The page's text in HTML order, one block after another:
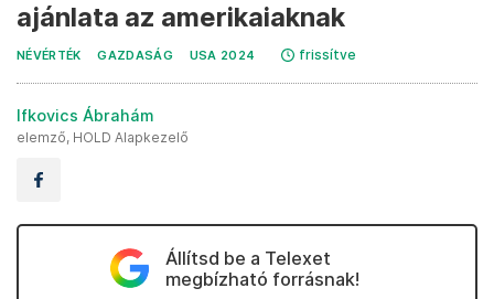
ajánlata az amerikaiaknak
NÉVÉRTÉK GAZDASÁG USA 2024 frissítve
Ifkovics Ábrahám
elemző, HOLD Alapkezelő
Állítsd be a Telexet
megbízható forrásnak!